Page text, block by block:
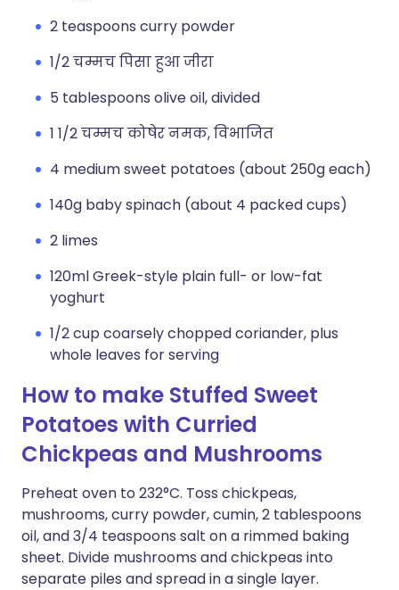
2 teaspoons curry powder
1/2 चम्मच पिसा हुआ जीरा
5 tablespoons olive oil, divided
1 1/2 चम्मच कोषेर नमक, विभाजित
4 medium sweet potatoes (about 250g each)
140g baby spinach (about 4 packed cups)
2 limes
120ml Greek-style plain full- or low-fat
yoghurt
1/2 cup coarsely chopped coriander, plus
whole leaves for serving
How to make Stuffed Sweet
Potatoes with Curried
Chickpeas and Mushrooms
Preheat oven to 232°C. Toss chickpeas,
mushrooms, curry powder, cumin, 2 tablespoons
oil, and 3/4 teaspoons salt on a rimmed baking
sheet. Divide mushrooms and chickpeas into
separate piles and spread in a single layer.